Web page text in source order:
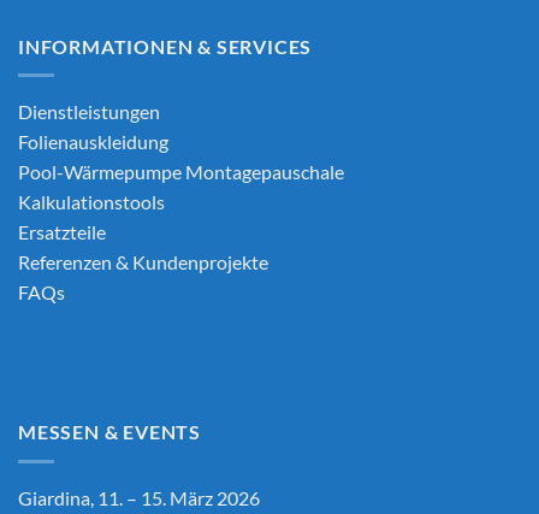
INFORMATIONEN & SERVICES
Dienstleistungen
Folienauskleidung
Pool-Wärmepumpe Montagepauschale
Kalkulationstools
Ersatzteile
Referenzen & Kundenprojekte
FAQs
MESSEN & EVENTS
Giardina, 11. – 15. März 2026